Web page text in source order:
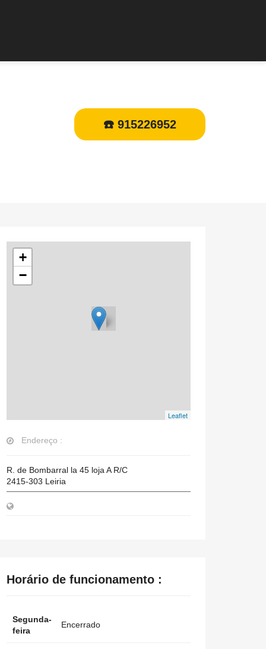
☎️ 915226952
+
−
Leaflet
Endereço :
R. de Bombarral la 45 loja A R/C
2415-303 Leiria
Horário de funcionamento :
Segunda-
feira
Encerrado